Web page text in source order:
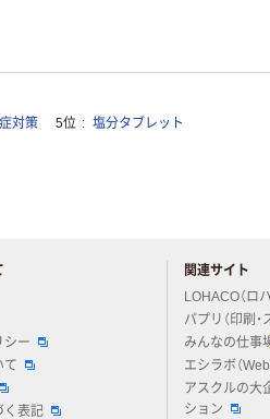
対策 5位 塩分タブレット
シー
て
く表記
関連サイト
LOHACO（ロハ
パプリ（印刷・
みんなの仕事
エシラボ（
アスクルの大
ション